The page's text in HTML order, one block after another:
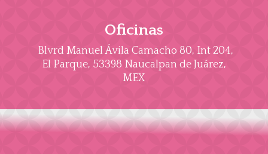
Oficinas
Blvrd Manuel Ávila Camacho 80, Int 204,
El Parque, 53398 Naucalpan de Juárez,
MEX